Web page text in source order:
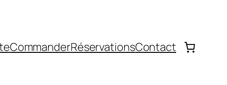
CommanderRéservationsContact